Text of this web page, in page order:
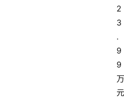
2
3
.
9
9
万
元